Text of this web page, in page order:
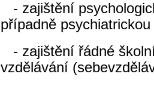
- zajištění
případně
- zajištění řádné
vzdělávání